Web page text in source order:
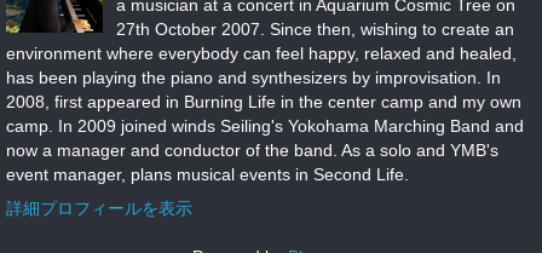
a musician at a concert in Aquarium Cosmic Tree on
27th October 2007. Since then, wishing to create an
environment where everybody can feel happy, relaxed and healed,
has been playing the piano and synthesizers by improvisation. In
2008, first appeared in Burning Life in the center camp and my own
camp. In 2009 joined winds Seiling's Yokohama Marching Band and
now a manager and conductor of the band. As a solo and YMB's
event manager, plans musical events in Second Life.
詳細プロフィールを表示